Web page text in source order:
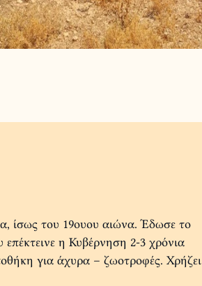
ίσως του 19ουου αιώνα. Έδωσε το
η Κυβέρνηση 2-3 χρόνια
για άχυρα – ζωοτροφές. Χρήζει